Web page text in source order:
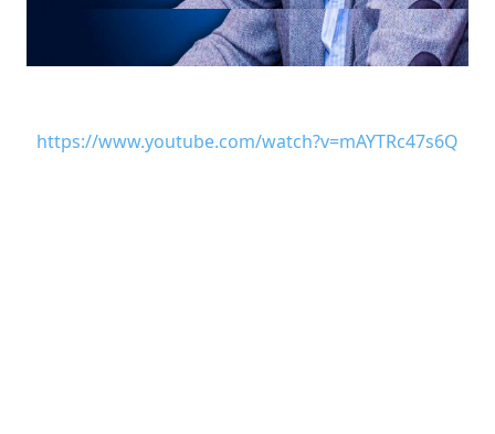
https://www.youtube.com/watch?v=mAYTRc47s6Q